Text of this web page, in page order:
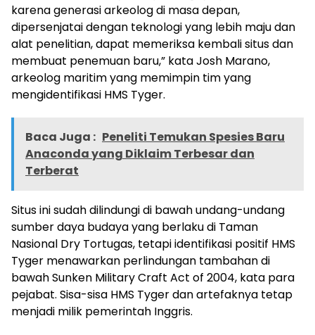
karena generasi arkeolog di masa depan,
dipersenjatai dengan teknologi yang lebih maju dan
alat penelitian, dapat memeriksa kembali situs dan
membuat penemuan baru,” kata Josh Marano,
arkeolog maritim yang memimpin tim yang
mengidentifikasi HMS Tyger.
Baca Juga : Peneliti Temukan Spesies Baru
Anaconda yang Diklaim Terbesar dan
Terberat
Situs ini sudah dilindungi di bawah undang-undang
sumber daya budaya yang berlaku di Taman
Nasional Dry Tortugas, tetapi identifikasi positif HMS
Tyger menawarkan perlindungan tambahan di
bawah Sunken Military Craft Act of 2004, kata para
pejabat. Sisa-sisa HMS Tyger dan artefaknya tetap
menjadi milik pemerintah Inggris.